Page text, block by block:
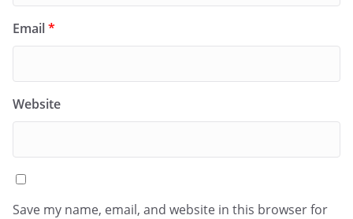
Email*
Website
Save my name, email, and website in this browser for